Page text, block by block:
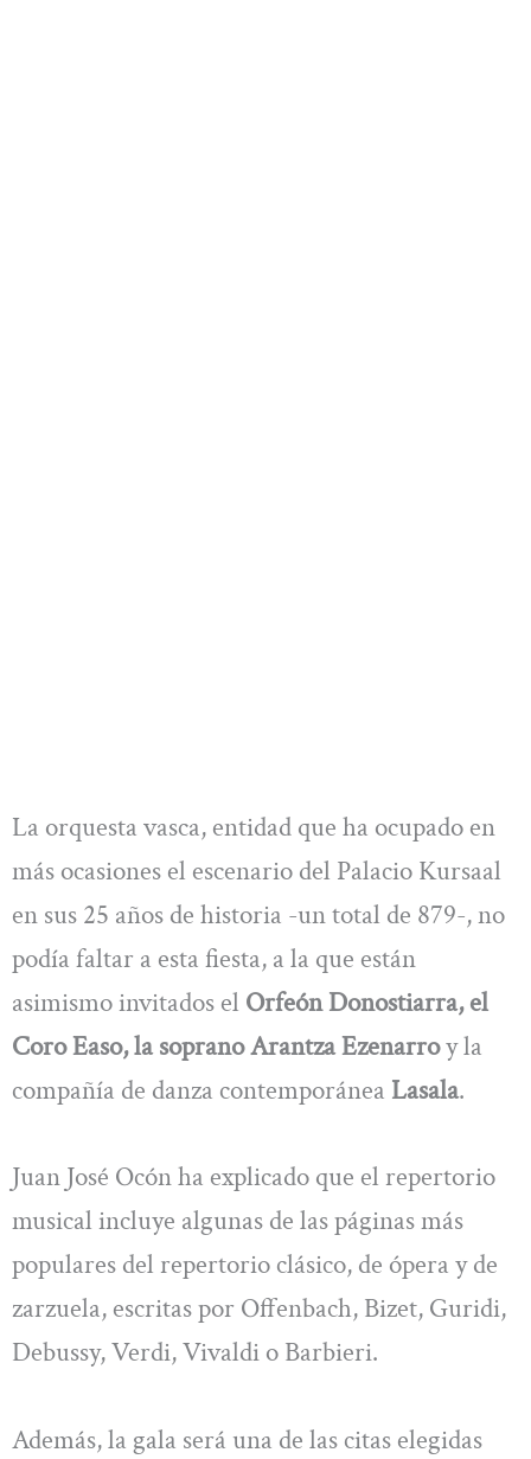
La orquesta vasca, entidad que ha ocupado en
más ocasiones el escenario del Palacio Kursaal
en sus 25 años de historia -un total de 879-, no
podía faltar a esta fiesta, a la que están
asimismo invitados el Orfeón Donostiarra, el
Coro Easo, la soprano Arantza Ezenarroy la
compañía de danza contemporánea Lasala.
Juan José Ocón ha explicado que el repertorio
musical incluye algunas de las páginas más
populares del repertorio clásico, de ópera y de
zarzuela, escritas por Offenbach, Bizet, Guridi,
Debussy, Verdi, Vivaldi o Barbieri.
Además, la gala será una de las citas elegidas